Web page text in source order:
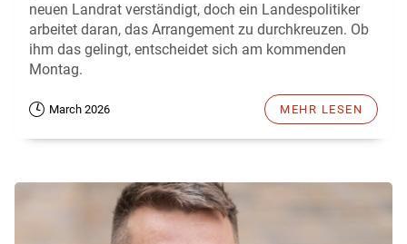
neuen Landrat verständigt, doch ein Landespolitiker
arbeitet daran, das Arrangement zu durchkreuzen. Ob
ihm das gelingt, entscheidet sich am kommenden
Montag.
March 2026 MEHR LESEN